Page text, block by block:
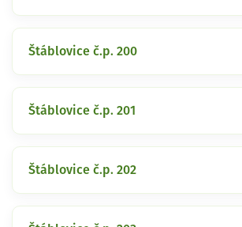
Štáblovice č.p. 200
Štáblovice č.p. 201
Štáblovice č.p. 202